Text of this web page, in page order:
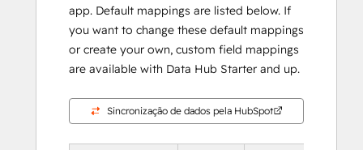
app. Default mappings are listed below. If
you want to change these default mappings
or create your own, custom field mappings
are available with Data Hub Starter and up.
Sincronização de dados pela HubSpot